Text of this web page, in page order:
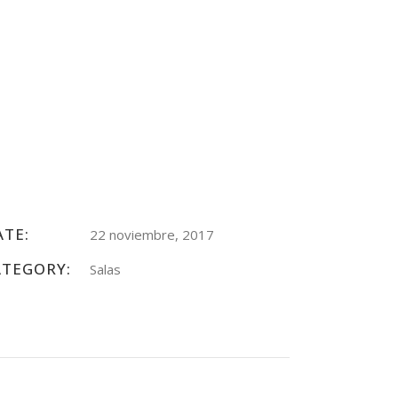
22 noviembre, 2017
Salas